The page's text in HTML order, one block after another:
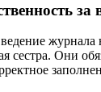
за
сестра. Они